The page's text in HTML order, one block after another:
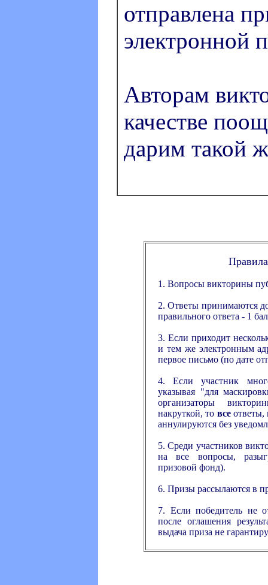
отправлена
электронной
Авторам
качестве
дарим такой
1. Вопросы викторины
2. Ответы принимаются
правильного ответа - 1
3. Если приходит
и тем же электронным
первое письмо (по дате
4. Если участник
указывая "для
организаторы
накруткой, то всеответы,
аннулируются без
5. Среди участников
на все вопросы,
призовой фонд).
6. Призы рассылаются в
7. Если победитель не
после оглашения
выдача приза не